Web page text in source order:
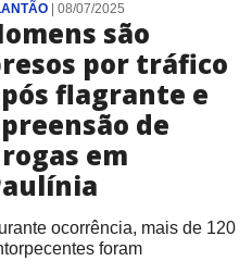
| 08/07/2025
são
por tráfico
flagrante e
de
em
ocorrência, mais de 120
foram